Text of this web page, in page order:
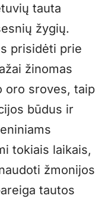
tauta
žygių.
prisidėti prie
žinomas
oro sroves, taip
būdus ir
tokiais laikais,
žmonijos
tautos